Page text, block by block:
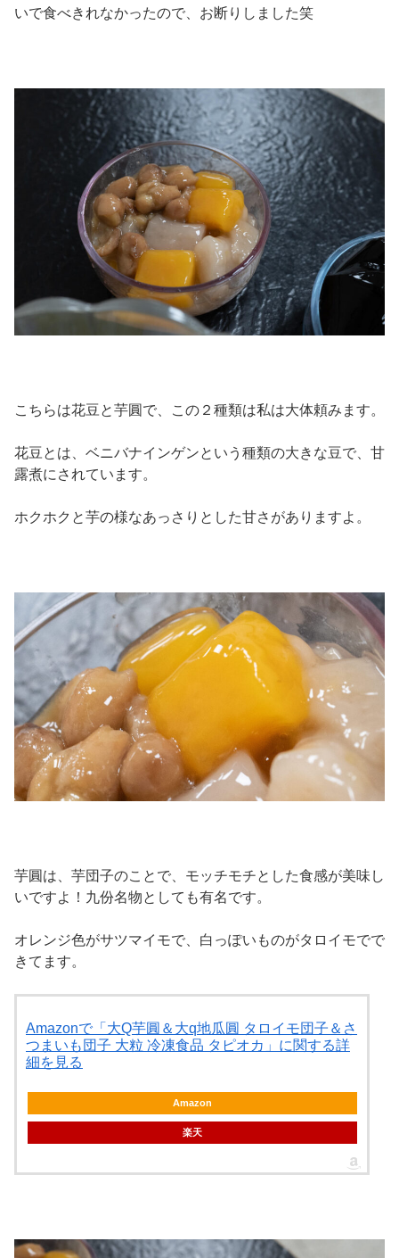
いで食べきれなかったので、お断りしました笑
こちらは花豆と芋圓で、この２種類は私は大体頼みます。
花豆とは、ベニバナインゲンという種類の大きな豆で、甘
露煮にされています。
ホクホクと芋の様なあっさりとした甘さがありますよ。
芋圓は、芋団子のことで、モッチモチとした食感が美味し
いですよ！九份名物としても有名です。
オレンジ色がサツマイモで、白っぽいものがタロイモでで
きてます。
Amazonで「大Q芋圓＆大q地瓜圓 タロイモ団子＆さ
つまいも団子 大粒 冷凍食品 タピオカ」に関する詳
細を見る
Amazon
楽天